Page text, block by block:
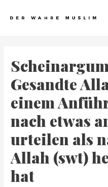
Gesandte
einem
nach etwas
urteilen als
Allah (swt)
hat